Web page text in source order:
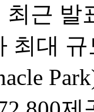
근 발
최대